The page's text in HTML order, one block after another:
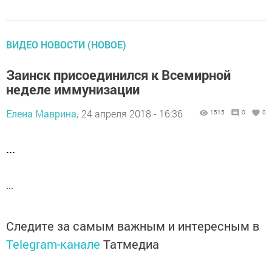
ВИДЕО НОВОСТИ (НОВОЕ)
Заинск присоединился к Всемирной
неделе иммунизации
Елена Маврина, 24 апреля 2018 - 16:36 1515 0 0
...
...
Следите за самым важным и интересным в
Telegram-канале Татмедиа